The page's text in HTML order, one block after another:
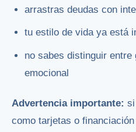
arrastras deudas con
tu estilo de vida ya está
no sabes distinguir
emocional
Advertencia importante:
como tarjetas o